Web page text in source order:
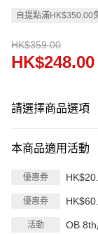
自提點滿HK$350.00
HK$359.00
HK$248.00
請選擇商品選項
本商品適用活動
優惠券
優惠券
活動 OB